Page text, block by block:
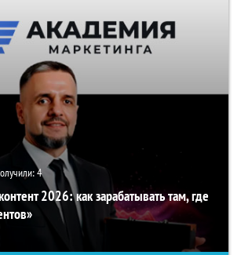
4
2026: как зарабатывать там, где